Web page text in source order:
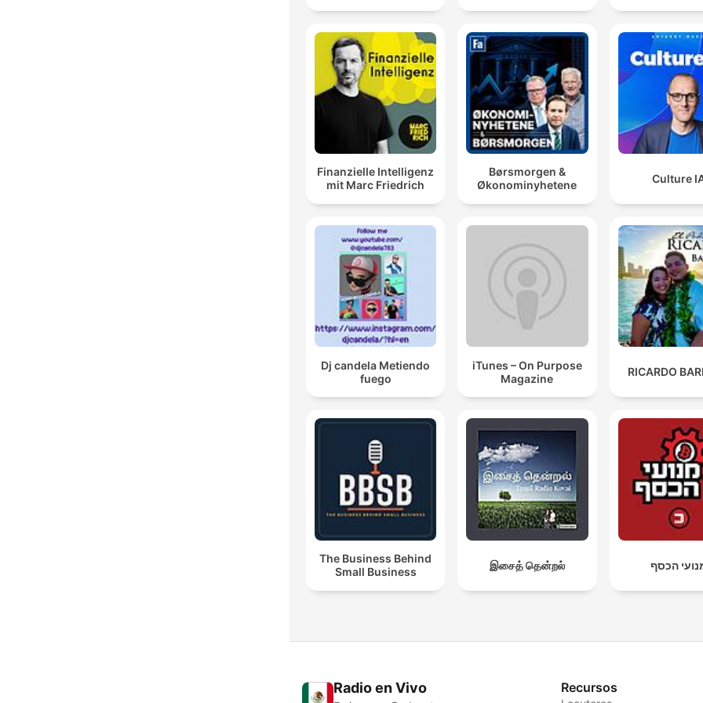
Finanzielle Intelligenz
mit Marc Friedrich
Børsmorgen &
Økonominyhetene
Culture
Dj candela Metiendo
fuego
iTunes – On Purpose
Magazine
RICARDO
The Business Behind
Small Business
இசைத் தென்றல் הכסף
Radio en Vivo Recursos